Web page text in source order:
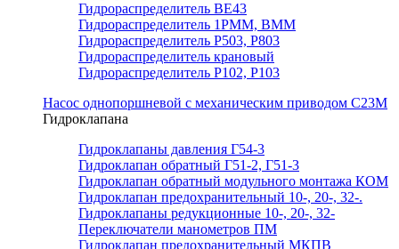
Гидрораспределитель ВЕ43
Гидрораспределитель 1РММ, ВММ
Гидрораспределитель Р503, Р803
Гидрораспределитель крановый
Гидрораспределитель Р102, Р103
Насос однопоршневой с механическим приводом С23М
Гидроклапана
Гидроклапаны давления Г54-3
Гидроклапан обратный Г51-2, Г51-3
Гидроклапан обратный модульного монтажа КОМ
Гидроклапан предохранительный 10-, 20-, 32-.
Гидроклапаны редукционные 10-, 20-, 32-
Переключатели манометров ПМ
Гидроклапан предохранительный МКПВ